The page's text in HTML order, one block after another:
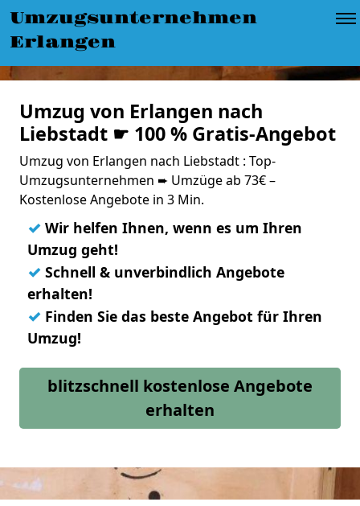
Umzugsunternehmen
Erlangen
Umzug von Erlangen nach
Liebstadt ☛ 100 % Gratis-Angebot
Umzug von Erlangen nach Liebstadt : Top-
Umzugsunternehmen ➨ Umzüge ab 73€ –
Kostenlose Angebote in 3 Min.
✓ Wir helfen Ihnen, wenn es um Ihren
Umzug geht!
✓ Schnell & unverbindlich Angebote
erhalten!
✓ Finden Sie das beste Angebot für Ihren
Umzug!
blitzschnell kostenlose Angebote
erhalten